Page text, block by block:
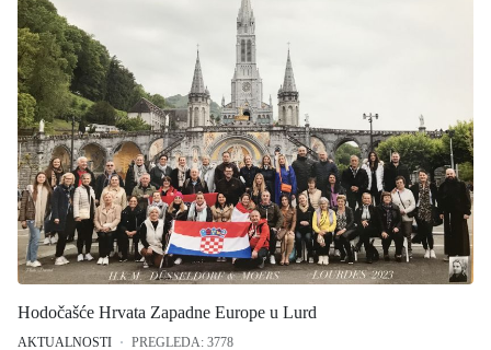
Hodočašće Hrvata Zapadne Europe u Lurd
AKTUALNOSTI PREGLEDA: 3778